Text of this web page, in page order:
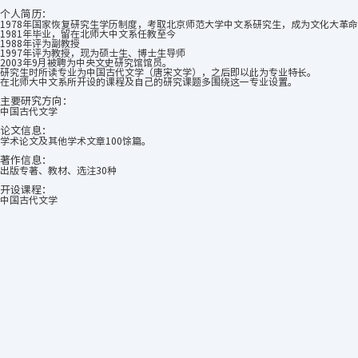
个人简历：
1978年国家恢复研究生学历制度，考取北京师范大学中文系研究生，成为文化大革
1981年毕业，留在北师大中文系任教至今
1988年评为副教授
1997年评为教授，现为硕士生、博士生导师
2003年9月被聘为中央文史研究馆馆员。
研究生时所读专业为中国古代文学（唐宋文学），之后即以此为专业特长。
在北师大中文系所开设的课程及自己的研究课题多围绕这一专业设置。
主要研究方向：
中国古代文学
论文信息：
学术论文及其他学术文章100馀篇。
著作信息：
出版专著、教材、选注30种
开设课程：
中国古代文学